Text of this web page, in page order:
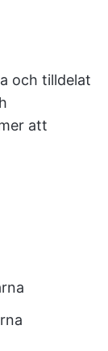
och tilldelat
att